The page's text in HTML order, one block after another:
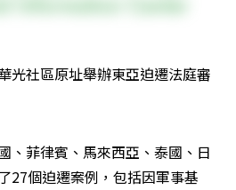
光社區原址舉辦東亞迫遷法庭審
、菲律賓、馬來西亞、泰國、日
27個迫遷案例，包括因軍事基